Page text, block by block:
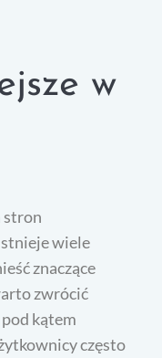
w
stron
wiele
znaczące
zwrócić
kątem
często